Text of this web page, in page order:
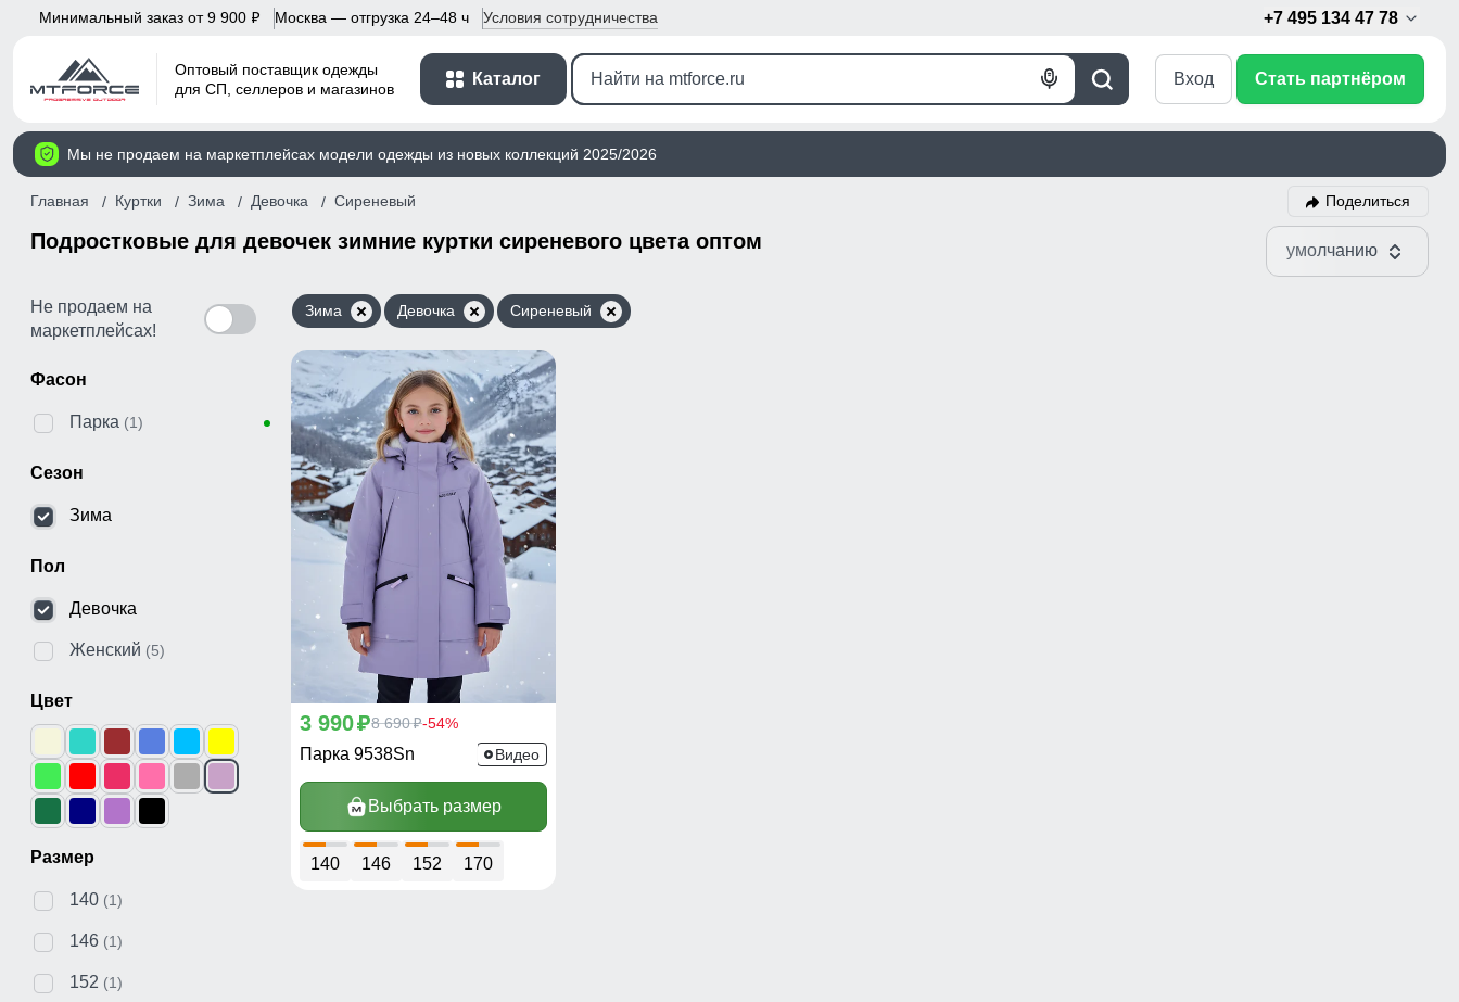
Минимальный заказ от 9 900 p Москва — отгрузка 24–48 ч Условия сотрудничества +7 495 134 47 78
Оптовый поставщик одежды
для СП, селлеров и магазинов
Каталог
Поиск
Голосовой
Вход Стать партнёром
Мы не продаем на маркетплейсах модели одежды из новых коллекций 2025/2026
Главная Куртки Зима Девочка Сиреневый Поделиться
Подростковые для девочек зимние куртки сиреневого цвета оптом умолчанию
Не продаем на
маркетплейсах!
Фасон
Парка (1)
Сезон
Зима
Пол
Девочка
Женский (5)
Цвет
Размер
140 (1)
146 (1)
152 (1)
Зима Девочка Сиреневый
3 990p8 690p-54%
Парка 9538Sn Видео
Выбрать размер
140 146 152 170